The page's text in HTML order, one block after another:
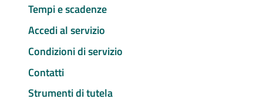
Tempi e scadenze
Accedi al servizio
Condizioni di servizio
Contatti
Strumenti di tutela